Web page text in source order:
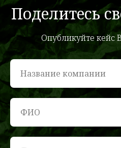
Поделитесь
Опубликуйте